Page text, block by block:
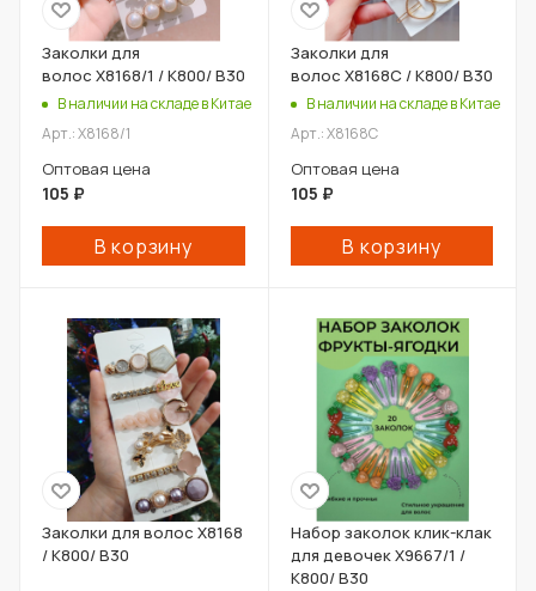
Заколки для
волос X8168/1 / К800/ В30
В наличии на складе в Китае
Арт.: X8168/1
Оптовая цена
105 ₽
В корзину
Заколки для
волос X8168C / К800/ В30
В наличии на складе в Китае
Арт.: X8168C
Оптовая цена
105 ₽
В корзину
Заколки для волос X8168
/ К800/ В30
Набор заколок клик-клак
для девочек X9667/1 /
К800/ В30